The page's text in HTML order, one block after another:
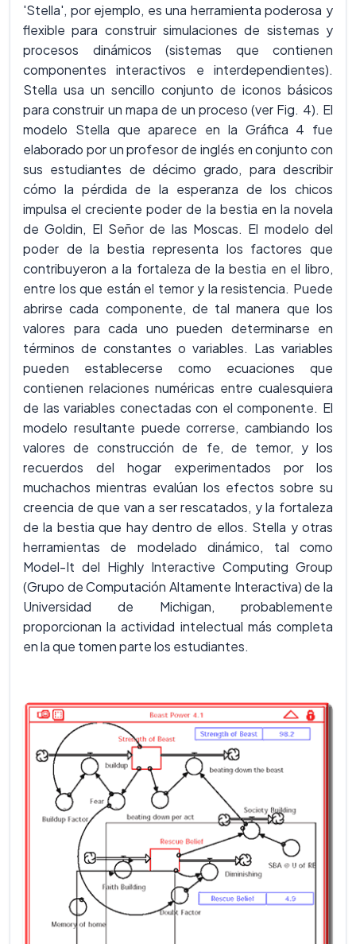
'Stella', por ejemplo, es una herramienta poderosa y
flexible para construir simulaciones de sistemas y
procesos dinámicos (sistemas que contienen
componentes interactivos e interdependientes).
Stella usa un sencillo conjunto de iconos básicos
para construir un mapa de un proceso (ver Fig. 4). El
modelo Stella que aparece en la Gráfica 4 fue
elaborado por un profesor de inglés en conjunto con
sus estudiantes de décimo grado, para describir
cómo la pérdida de la esperanza de los chicos
impulsa el creciente poder de la bestia en la novela
de Goldin, El Señor de las Moscas. El modelo del
poder de la bestia representa los factores que
contribuyeron a la fortaleza de la bestia en el libro,
entre los que están el temor y la resistencia. Puede
abrirse cada componente, de tal manera que los
valores para cada uno pueden determinarse en
términos de constantes o variables. Las variables
pueden establecerse como ecuaciones que
contienen relaciones numéricas entre cualesquiera
de las variables conectadas con el componente. El
modelo resultante puede correrse, cambiando los
valores de construcción de fe, de temor, y los
recuerdos del hogar experimentados por los
muchachos mientras evalúan los efectos sobre su
creencia de que van a ser rescatados, y la fortaleza
de la bestia que hay dentro de ellos. Stella y otras
herramientas de modelado dinámico, tal como
Model-It del Highly Interactive Computing Group
(Grupo de Computación Altamente Interactiva) de la
Universidad de Michigan, probablemente
proporcionan la actividad intelectual más completa
en la que tomen parte los estudiantes.